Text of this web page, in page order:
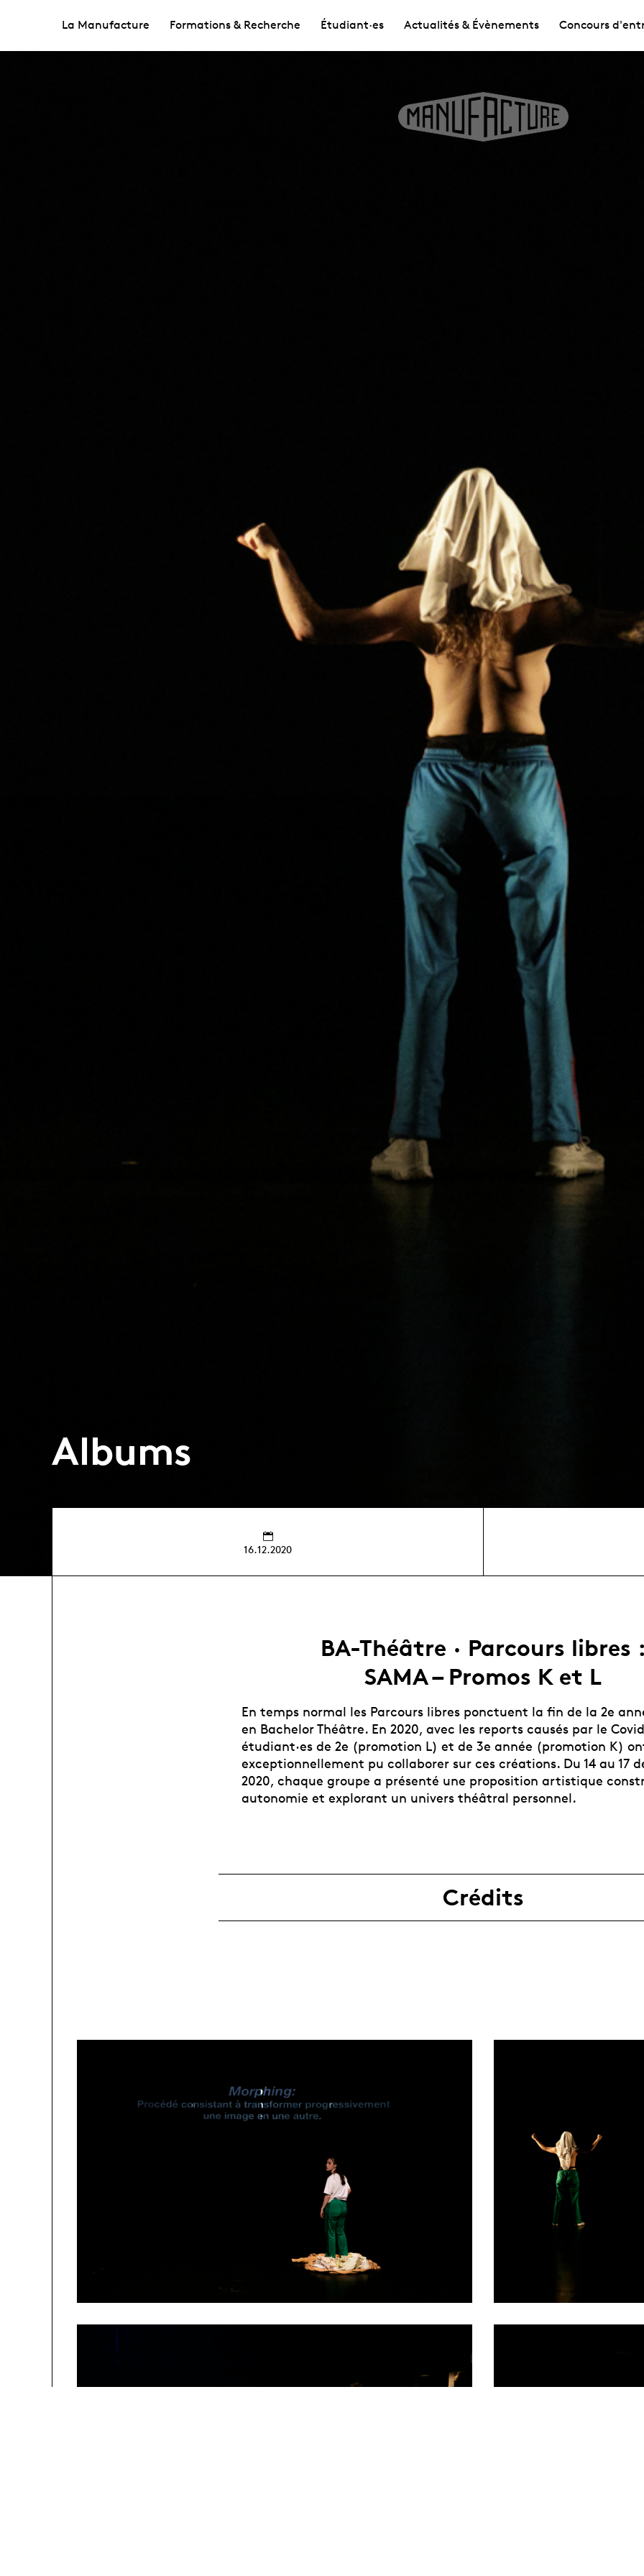
La Manufacture Formations & Recherche Étudiant·es Actualités & Évènements Concours
Albums
16.12.2020
BA-Théâtre · Parcours libres
SAMA – Promos K et L
En temps normal les Parcours libres ponctuent la fin de la 2e
en Bachelor Théâtre. En 2020, avec les reports causés par le
étudiant·es de 2e (promotion L) et de 3e année (promotion K)
exceptionnellement pu collaborer sur ces créations. Du 14 au 17
2020, chaque groupe a présenté une proposition artistique
autonomie et explorant un univers théâtral personnel. ⁠⁠
Crédits